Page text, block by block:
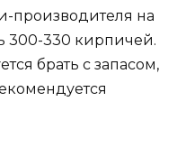
производителя на
300-330 кирпичей.
брать с запасом,